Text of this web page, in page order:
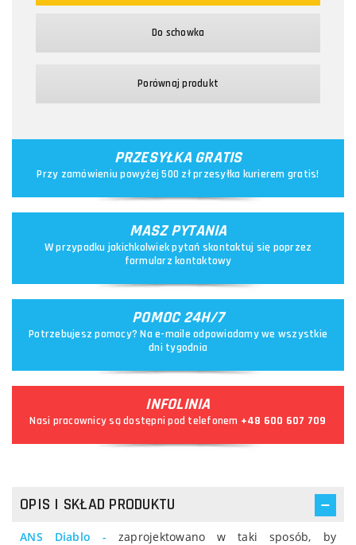
Do schowka
Porównaj produkt
PRZESYŁKA GRATIS
Przy zamówieniu powyżej 500 zł przesyłka kurierem gratis!
MASZ PYTANIA
W przypadku jakichkolwiek pytań skontaktuj się poprzez
formularz kontaktowy
POMOC 24H/7
Potrzebujesz pomocy? Na e-maile odpowiadamy we wszystkie
dni tygodnia
INFOLINIA
Nasi pracownicy są dostępni pod telefonem +48 600 607 709
OPIS I SKŁAD PRODUKTU
ANS Diablo - zaprojektowano w taki sposób, by